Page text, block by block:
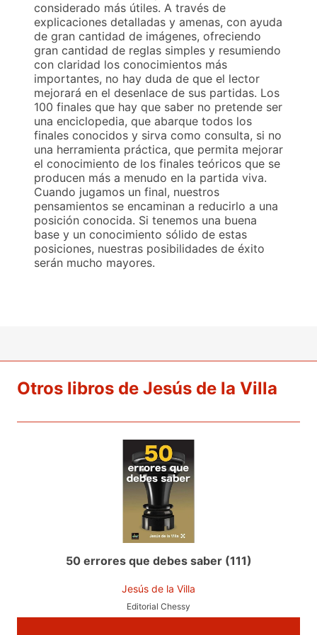
considerado más útiles. A través de
explicaciones detalladas y amenas, con ayuda
de gran cantidad de imágenes, ofreciendo
gran cantidad de reglas simples y resumiendo
con claridad los conocimientos más
importantes, no hay duda de que el lector
mejorará en el desenlace de sus partidas. Los
100 finales que hay que saber no pretende ser
una enciclopedia, que abarque todos los
finales conocidos y sirva como consulta, si no
una herramienta práctica, que permita mejorar
el conocimiento de los finales teóricos que se
producen más a menudo en la partida viva.
Cuando jugamos un final, nuestros
pensamientos se encaminan a reducirlo a una
posición conocida. Si tenemos una buena
base y un conocimiento sólido de estas
posiciones, nuestras posibilidades de éxito
serán mucho mayores.
Otros libros de Jesús de la Villa
50 errores que debes saber (111)
Jesús de la Villa
Editorial Chessy